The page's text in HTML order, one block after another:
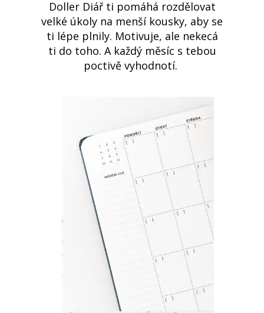
Doller Diář ti pomáhá rozdělovat
velké úkoly na menší kousky, aby se
ti lépe plnily. Motivuje, ale nekecá
ti do toho. A každý měsíc s tebou
poctivě vyhodnotí.